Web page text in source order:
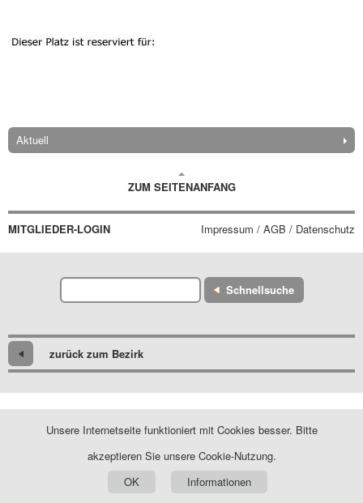
Aktuell
ZUM SEITENANFANG
MITGLIEDER-LOGIN Impressum / AGB / Datenschutz
Schnellsuche
zurück zum Bezirk
Unsere Internetseite funktioniert mit Cookies besser. Bitte
akzeptieren Sie unsere Cookie-Nutzung.
OK
Informationen